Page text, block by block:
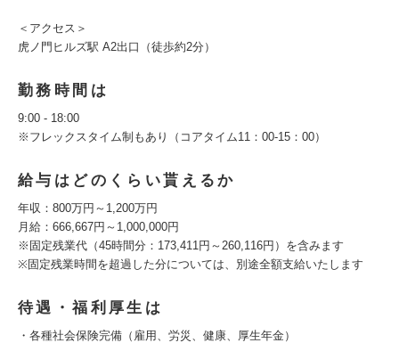
＜アクセス＞
虎ノ門ヒルズ駅 A2出口（徒歩約2分）
勤務時間は
9:00 - 18:00
※フレックスタイム制もあり（コアタイム11：00-15：00）
給与はどのくらい貰えるか
年収：800万円～1,200万円
月給：666,667円～1,000,000円
※固定残業代（45時間分：173,411円～260,116円）を含みます
※固定残業時間を超過した分については、別途全額支給いたします
待遇・福利厚生は
・各種社会保険完備（雇用、労災、健康、厚生年金）